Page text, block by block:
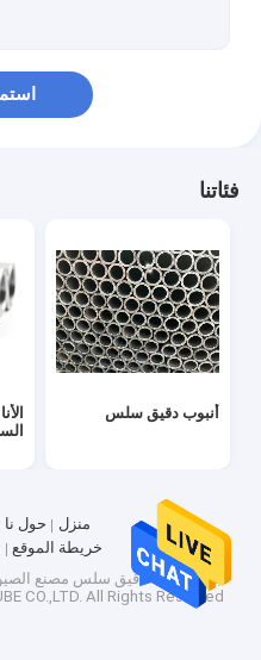
فئاتنا
أنبوب دقيق سلس
منزل حول نا
خريطة الموقع
جودةأنبوب دقيق سلس
CO.,LTD. All Rights Reserved.